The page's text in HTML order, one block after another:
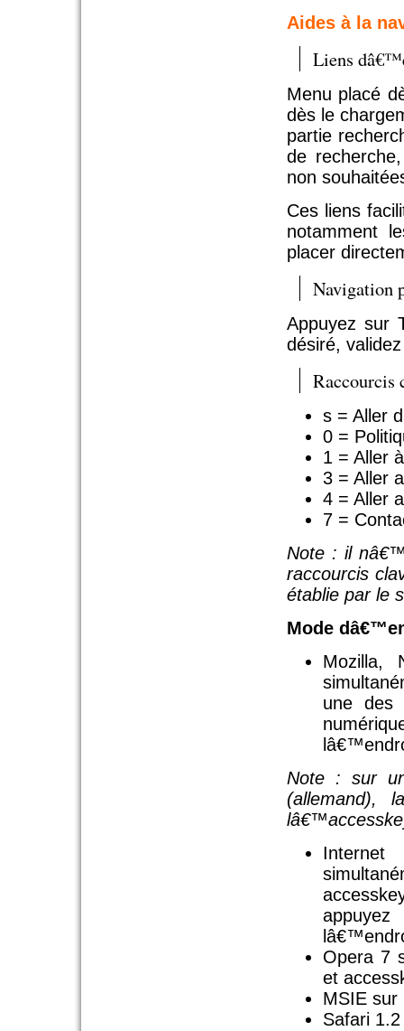
Aides à la
Liens
Menu placé
dès le
partie
de
non
Ces liens
notamment
placer
Navigation
Appuyez sur
désiré,
Raccourcis
s = Aller
0 =
1 = Aller
3 = Aller
4 = Aller
7 =
Note : il
raccourcis
établie par le
Mode
Mozilla,
une des
Note : sur
(allemand),
Opera 7
et
MSIE sur
Safari